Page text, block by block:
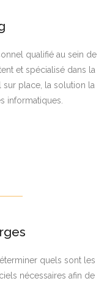
qualifié au sein de
et spécialisé dans la
sur place, la solution la
informatiques.
quels sont les
nécessaires afin de